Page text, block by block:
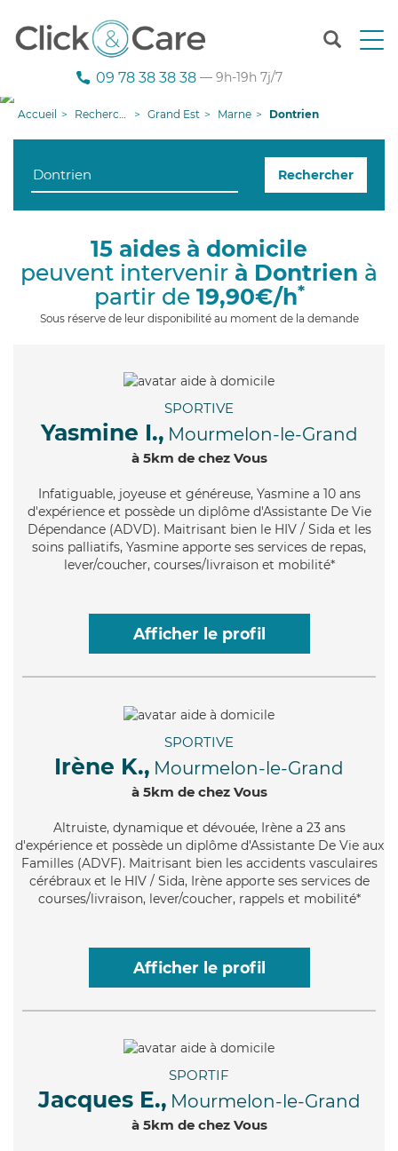
T
n
g
i
09 78 38 38 38 — 9h-19h 7j/7
Accueil Recherche aide à domicile Grand Est Marne Dontrien
Rechercher
15 aides à domicile
peuvent intervenir à Dontrien à
partir de 19,90€/h*
Sous réserve de leur disponibilité au moment de la demande
SPORTIVE
Yasmine I., Mourmelon-le-Grand
à 5km de chez Vous
Infatiguable, joyeuse et généreuse, Yasmine a 10 ans
d'expérience et possède un diplôme d'Assistante De Vie
Dépendance (ADVD). Maitrisant bien le HIV / Sida et les
soins palliatifs, Yasmine apporte ses services de repas,
lever/coucher, courses/livraison et mobilité*
Afficher le profil
SPORTIVE
Irène K., Mourmelon-le-Grand
à 5km de chez Vous
Altruiste, dynamique et dévouée, Irène a 23 ans
d'expérience et possède un diplôme d'Assistante De Vie aux
Familles (ADVF). Maitrisant bien les accidents vasculaires
cérébraux et le HIV / Sida, Irène apporte ses services de
courses/livraison, lever/coucher, rappels et mobilité*
Afficher le profil
SPORTIF
Jacques E., Mourmelon-le-Grand
à 5km de chez Vous